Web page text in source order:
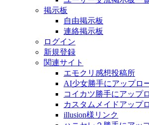
掲示板
自由掲示板
連絡掲示板
ログイン
新規登録
関連サイト
エモクリ感想投稿所
AI少女勝手にアップロ
コイカツ勝手にアップ
カスタムメイドアップ
illusion様リンク